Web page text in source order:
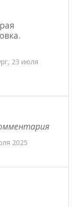
23 июля
2025